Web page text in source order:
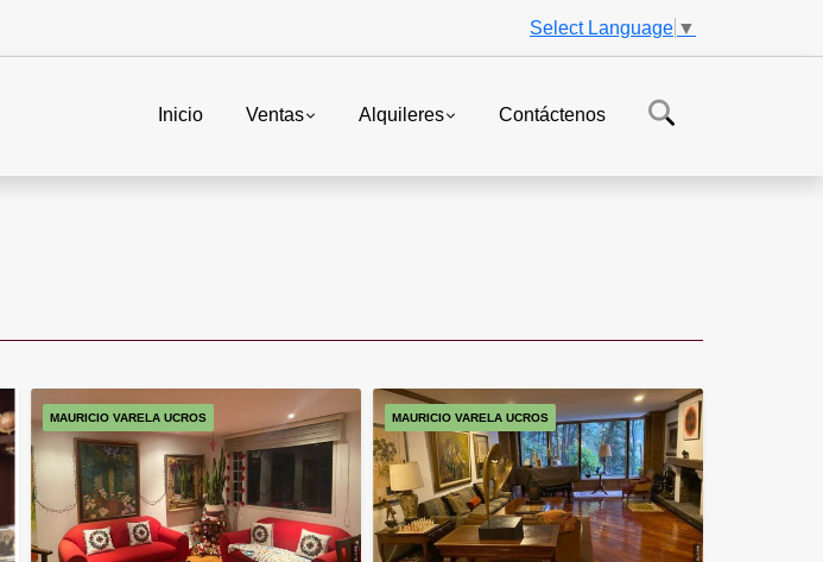
Select Language ▼
Inicio Ventas Alquileres Contáctenos
MAURICIO VARELA UCROS MAURICIO VARELA UCROS